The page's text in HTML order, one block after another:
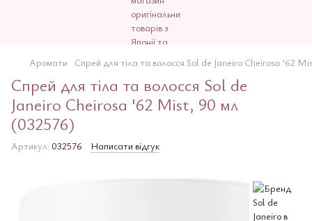
Аромати Спрей для тіла та волосся Sol de Janeiro Cheirosa '62
Спрей для тіла та волосся Sol de
Janeiro Cheirosa '62 Mist, 90 мл
(032576)
Артикул: 032576 Написати відгук